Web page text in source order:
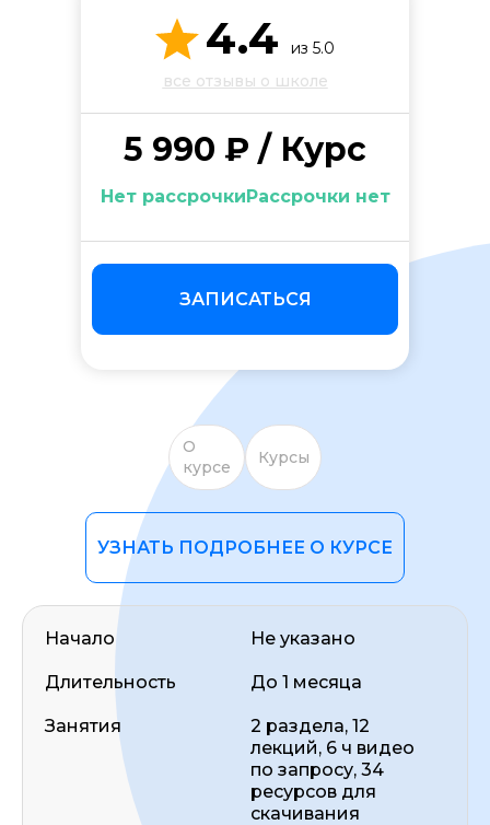
4.4
из 5.0
все отзывы о школе
5 990 ₽ / Курс
Нет рассрочкиРассрочки нет
ЗАПИСАТЬСЯ
О
курсе
Курсы
УЗНАТЬ ПОДРОБНЕЕ О КУРСЕ
Начало
Длительность
Занятия
Не указано
До 1 месяца
2 раздела, 12
лекций, 6 ч видео
по запросу, 34
ресурсов для
скачивания
Программа обучения *
ОСТАВИТЬ ОТЗЫВ